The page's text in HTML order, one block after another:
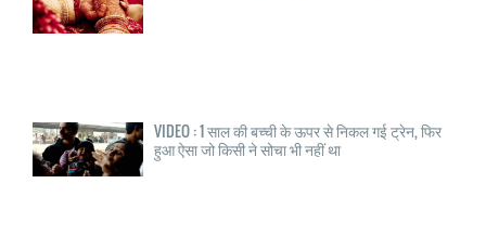
VIDEO : 1 साल की बच्ची के ऊपर से निकल गई ट्रेन, फिर
हुआ ऐसा जो किसी ने सोचा भी नहीं था